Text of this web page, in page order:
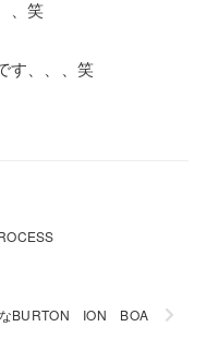
、笑
す、、、笑
なBURTON ION BOA